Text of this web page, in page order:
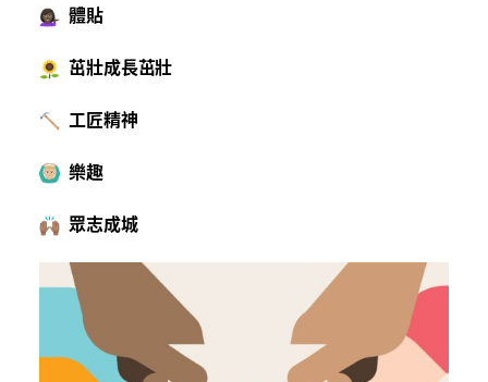
體貼
茁壯成長茁壯
工匠精神
樂趣
眾志成城